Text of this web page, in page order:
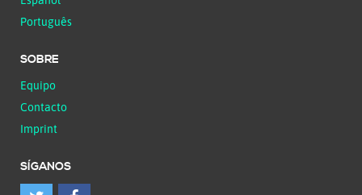
Português
SOBRE
Equipo
Contacto
Imprint
SÍGANOS